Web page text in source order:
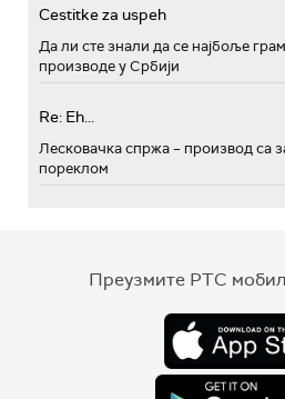
Cestitke za uspeh
Да ли сте знали да се најбоље
производе у Србији
Re: Eh...
Лесковачка спржа – производ са
пореклом
Преузмите РТС